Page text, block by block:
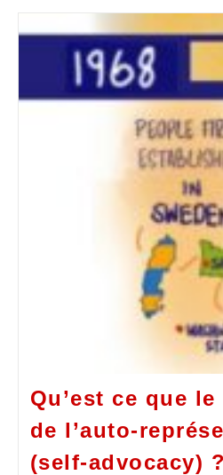
Qu’est ce que
de l’auto-
(self-advocacy) ?